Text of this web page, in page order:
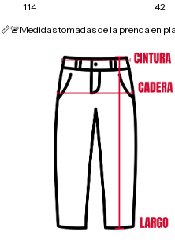
114 42
📏🚨Medidas tomadas de la prenda en